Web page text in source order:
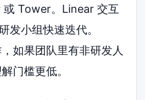
Tower。Linear 交互
发小组快速迭代。
如果团队里有非研发人
门槛更低。